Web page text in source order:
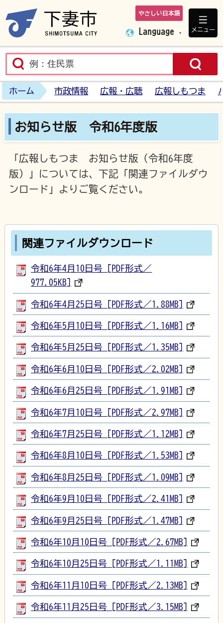
下妻市ホームペ
やさしい日本語
Language メニュー
ホーム 市政情報 広報・広聴 広報しもつま
お知らせ版 令和6年度版
「広報しもつま お知らせ版（令和6年度
版）」については、下記「関連ファイルダウ
ンロード」よりご覧ください。
関連ファイルダウンロード
令和6年4月10日号 [PDF形式／
977.05KB]
令和6年4月25日号 [PDF形式／1.88MB]
令和6年5月10日号 [PDF形式／1.16MB]
令和6年5月25日号 [PDF形式／1.35MB]
令和6年6月10日号 [PDF形式／2.02MB]
令和6年6月25日号 [PDF形式／1.91MB]
令和6年7月10日号 [PDF形式／2.97MB]
令和6年7月25日号 [PDF形式／1.12MB]
令和6年8月10日号 [PDF形式／1.53MB]
令和6年8月25日号 [PDF形式／1.09MB]
令和6年9月10日号 [PDF形式／2.41MB]
令和6年9月25日号 [PDF形式／1.47MB]
令和6年10月10日号 [PDF形式／2.67MB]
令和6年10月25日号 [PDF形式／1.11MB]
令和6年11月10日号 [PDF形式／2.13MB]
令和6年11月25日号 [PDF形式／3.15MB]